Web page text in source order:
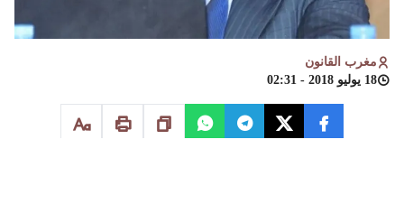
مغرب القانون
18 يوليو 2018 - 02:31